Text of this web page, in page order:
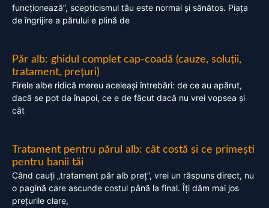
funcționează”, scepticismul tău este normal și sănătos. Piața
de îngrijire a părului e plină de
Păr alb: ghidul complet cap-coadă (cauze, soluții,
tratament, prețuri)
Firele albe ridică mereu aceleași întrebări: de ce au apărut,
dacă se pot da înapoi, ce e de făcut dacă nu vrei vopsea și
cât
Tratament pentru părul alb: cât costă și ce primești
pentru banii tăi
Când cauți „tratament păr alb preț”, vrei un răspuns direct, nu
o pagină care ascunde costul până la final. Îți dăm mai jos
prețurile clare,